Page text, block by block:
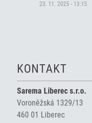
23. 11. 2025 - 13:15
KONTAKT
Sarema Liberec s.r.o.
Voroněžská 1329/13
460 01 Liberec